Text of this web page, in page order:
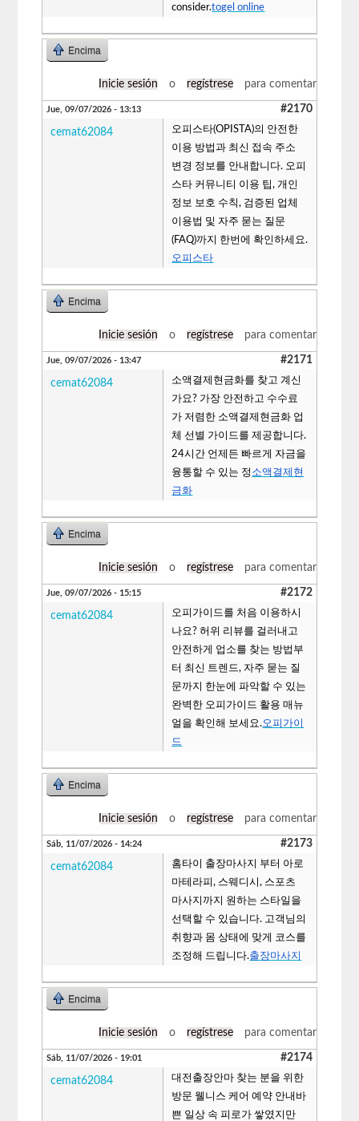
consider.togel online
Encima
Inicie sesión o regístrese para comentar
Jue, 09/07/2026 - 13:13 #2170
cemat62084
오피스타(OPISTA)의 안전한
이용 방법과 최신 접속 주소
변경 정보를 안내합니다. 오피
스타 커뮤니티 이용 팁, 개인
정보 보호 수칙, 검증된 업체
이용법 및 자주 묻는 질문
(FAQ)까지 한번에 확인하세요.
오피스타
Encima
Inicie sesión o regístrese para comentar
Jue, 09/07/2026 - 13:47 #2171
cemat62084
소액결제현금화를 찾고 계신
가요? 가장 안전하고 수수료
가 저렴한 소액결제현금화 업
체 선별 가이드를 제공합니다.
24시간 언제든 빠르게 자금을
융통할 수 있는 정 소액결제현
금화
Encima
Inicie sesión o regístrese para comentar
Jue, 09/07/2026 - 15:15 #2172
cemat62084
오피가이드를 처음 이용하시
나요? 허위 리뷰를 걸러내고
안전하게 업소를 찾는 방법부
터 최신 트렌드, 자주 묻는 질
문까지 한눈에 파악할 수 있는
완벽한 오피가이드 활용 매뉴
얼을 확인해 보세요.오피가이
드
Encima
Inicie sesión o regístrese para comentar
Sáb, 11/07/2026 - 14:24 #2173
cemat62084
홈타이 출장마사지 부터 아로
마테라피, 스웨디시, 스포츠
마사지까지 원하는 스타일을
선택할 수 있습니다. 고객님의
취향과 몸 상태에 맞게 코스를
조정해 드립니다.출장마사지
Encima
Inicie sesión o regístrese para comentar
Sáb, 11/07/2026 - 19:01 #2174
cemat62084
대전출장안마 찾는 분을 위한
방문 웰니스 케어 예약 안내바
쁜 일상 속 피로가 쌓였지만